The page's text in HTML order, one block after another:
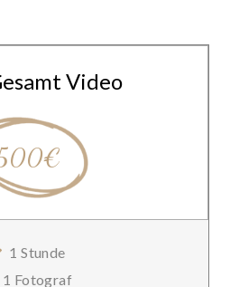
Video
1 Stunde
1 Fotograf